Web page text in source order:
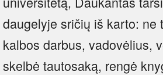
daugelyje sričių iš karto:
kalbos darbus, vadovėlius,
skelbė tautosaką, rengė